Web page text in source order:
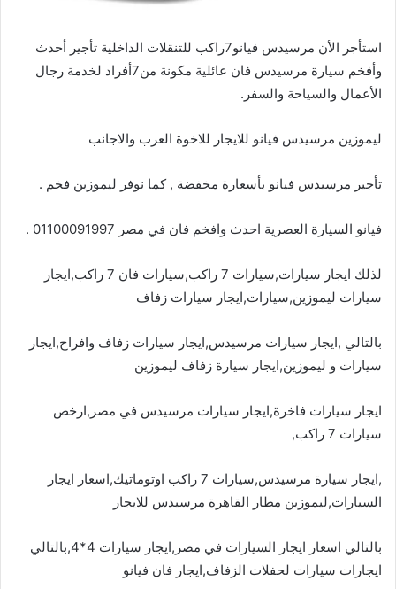
استأجر الأن مرسيدس فيانو7راكب للتنقلات الداخلية تأجير أحدث
وأفخم سيارة مرسيدس فان عائلية مكونة من7أفراد لخدمة رجال
الأعمال والسياحة والسفر.
ليموزين مرسيدس فيانو للايجار للاخوة العرب والاجانب
تأجير مرسيدس فيانو بأسعارة مخفضة , كما نوفر ليموزين فخم .
فيانو السيارة العصرية احدث وافخم فان في مصر 01100091997 .
لذلك ايجار سيارات,سيارات 7 راكب,سيارات فان 7 راكب,ايجار
سيارات ليموزين,سيارات,ايجار سيارات زفاف
بالتالي ,ايجار سيارات مرسيدس,ايجار سيارات زفاف وافراح,ايجار
سيارات و ليموزين,ايجار سيارة زفاف ليموزين
ايجار سيارات فاخرة,ايجار سيارات مرسيدس في مصر,ارخص
سيارات 7 راكب,
,ايجار سيارة مرسيدس,سيارات 7 راكب اوتوماتيك,اسعار ايجار
السيارات,ليموزين مطار القاهرة مرسيدس للايجار
بالتالي اسعار ايجار السيارات في مصر,ايجار سيارات 4*4,بالتالي
ايجارات سيارات لحفلات الزفاف,ايجار فان فيانو